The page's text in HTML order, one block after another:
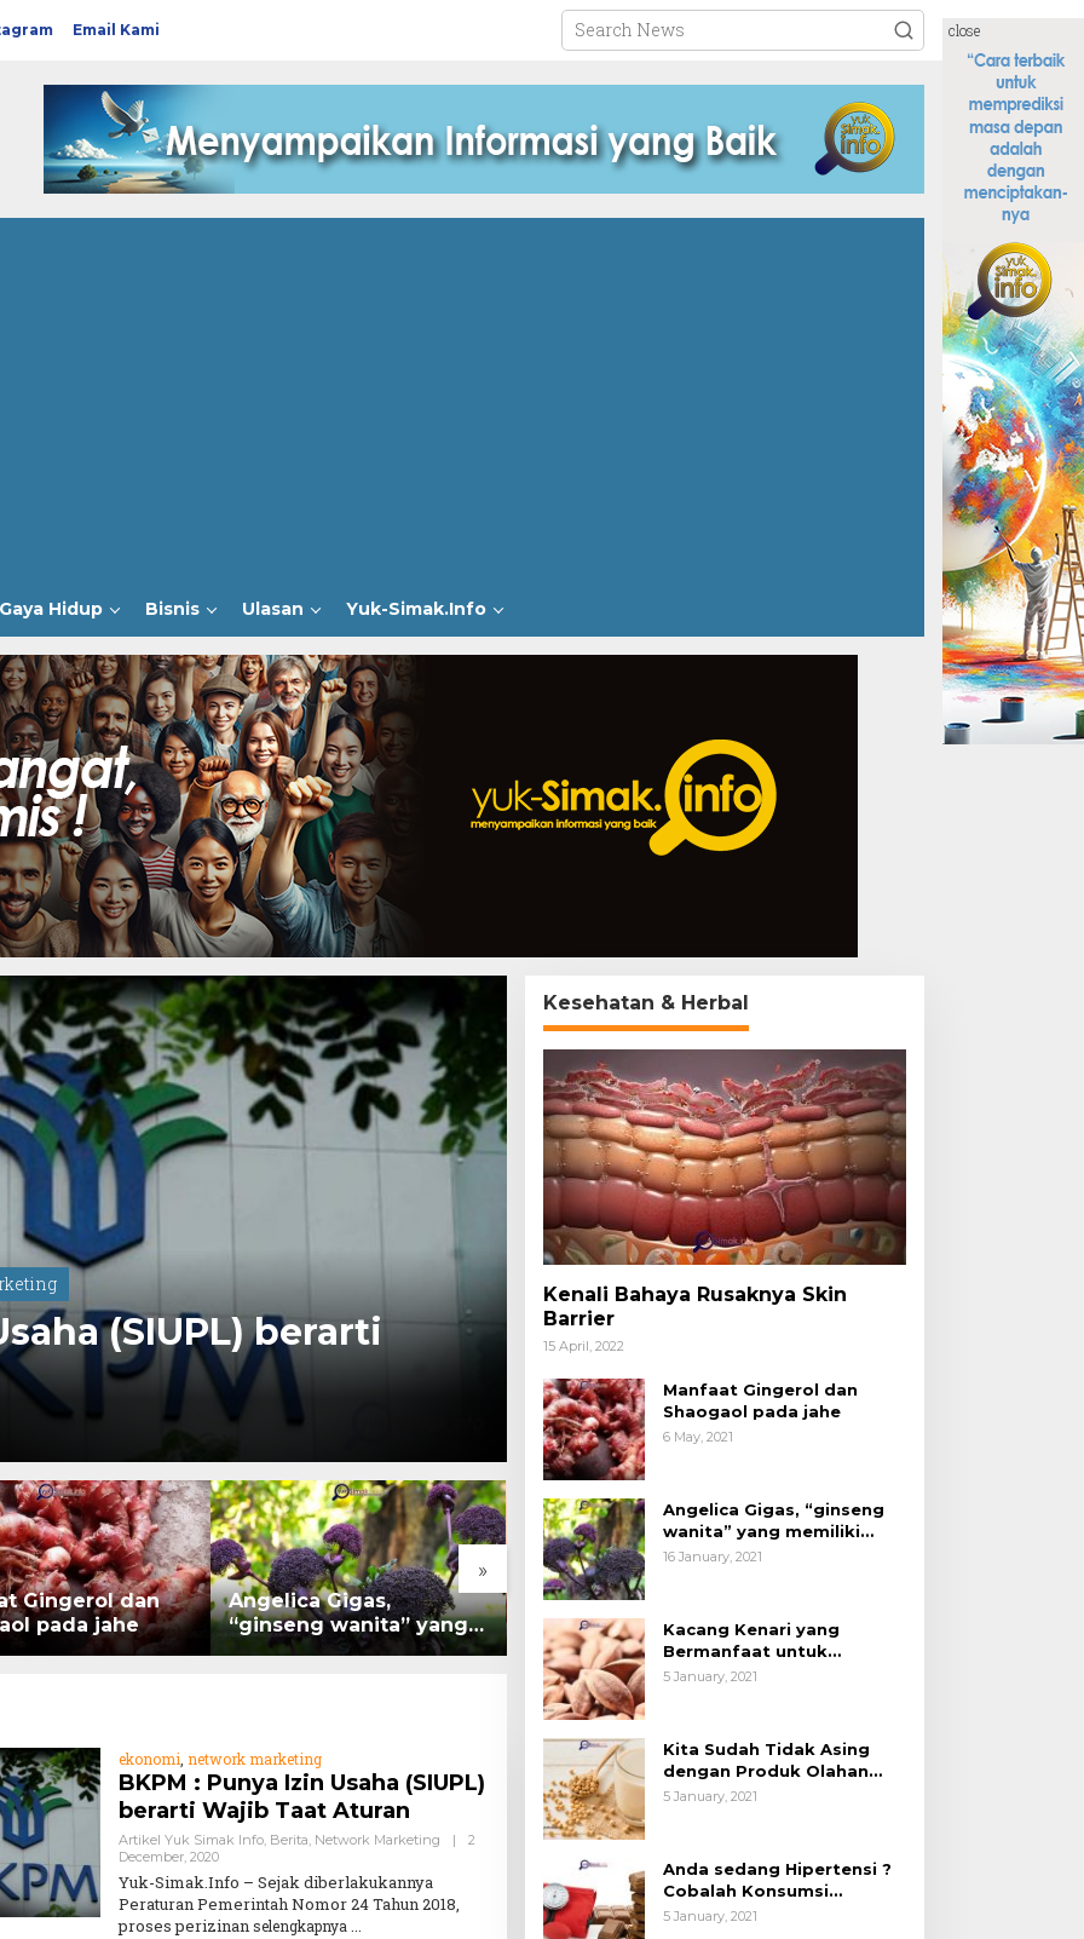
Email Kami
Hidup Bisnis Ulasan Yuk-Simak.Info
close
(SIUPL) berarti
»
Gigas,
wanita” yang
Kacang Kenari yang
Bermanfaat untuk
Kesehatan (Bukan
Kita Sudah Tidak Asing
dengan Produk Olahan
Kedelai, Tapi Sudah
Tahu Manfaatnya untuk
Kesehatan?
Bahasa Indonesia Kini
Bahasa Resmi di
ekonomi, network marketing
BKPM : Punya Izin Usaha (SIUPL)
berarti Wajib Taat Aturan
Artikel Yuk Simak Info, Berita, Network Marketing |
2
December, 2020By
August
Yuk-Simak.Info – Sejak diberlakukannya
Peraturan Pemerintah Nomor 24 Tahun 2018,
proses perizinanselengkapnya
Kesehatan & Herbal
Kenali Bahaya Rusaknya Skin
Barrier
15 April, 2022
Manfaat Gingerol dan
Shaogaol pada jahe
6 May, 2021
Angelica Gigas, “ginseng
wanita” yang memiliki
peran mengatasi kanker.
16 January, 2021
Kacang Kenari yang
Bermanfaat untuk
Kesehatan (Bukan Hanya
5 January, 2021
Kita Sudah Tidak Asing
dengan Produk Olahan
Kedelai, Tapi Sudah Tahu
5 January, 2021
Anda sedang Hipertensi ?
Cobalah Konsumsi
Cokelat.
5 January, 2021